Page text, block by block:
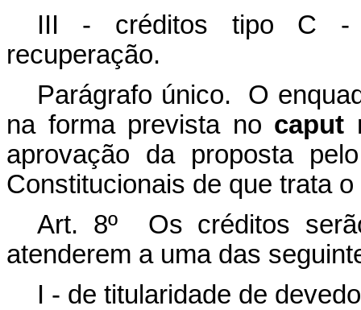
III - créditos tipo C -
recuperação.
Parágrafo único. O
na forma prevista no caput
aprovação da proposta
Constitucionais de que trata o
Art. 8º Os créditos
atenderem a uma das
I - de titularidade de